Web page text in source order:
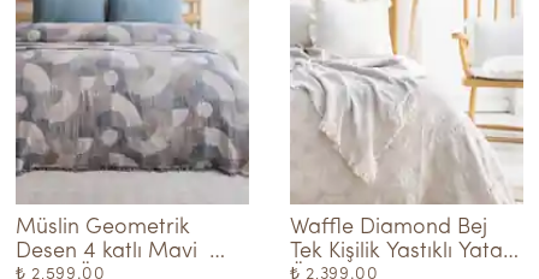
Müslin Geometrik
Desen 4 katlı Mavi
₺ 2,599.00
Waffle Diamond Bej
Tek Kişilik Yastıklı Yatak
₺ 2,399.00